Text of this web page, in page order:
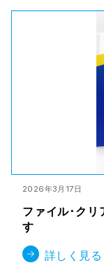
2026年3月17日
ファイル･クリ
す
詳しく見る